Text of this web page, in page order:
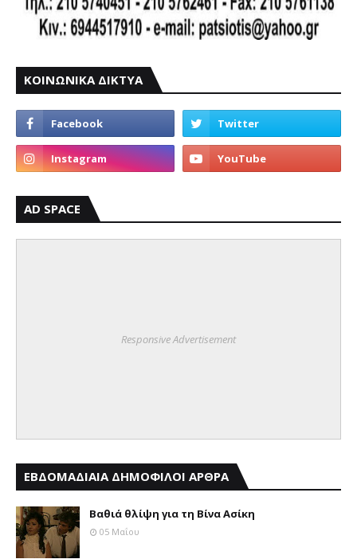
ΚΟΙΝΩΝΙΚΑ ΔΙΚΤΥΑ
AD SPACE
Responsive Advertisement
ΕΒΔΟΜΑΔΙΑΙΑ ΔΗΜΟΦΙΛΟΙ ΑΡΘΡΑ
Βαθιά θλίψη για τη Βίνα Ασίκη
05 Μαΐου